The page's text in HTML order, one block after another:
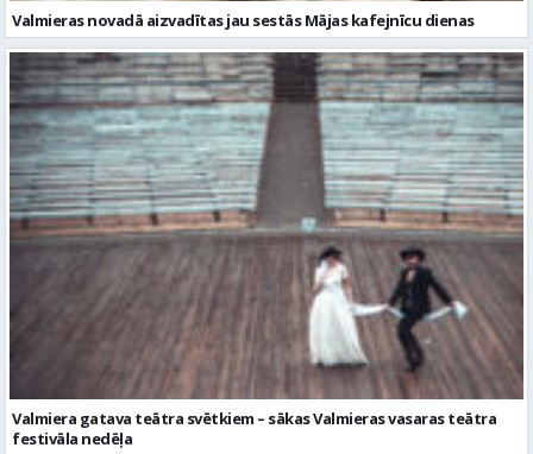
Valmieras novadā aizvadītas jau sestās Mājas kafejnīcu dienas
Valmiera gatava teātra svētkiem – sākas Valmieras vasaras teātra
festivāla nedēļa